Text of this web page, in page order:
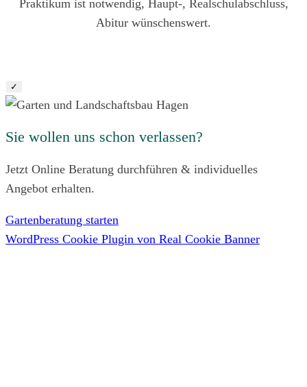
Praktikum ist notwendig, Haupt-, Realschulabschluss,
Abitur wünschenswert.
✓
Sie wollen uns schon verlassen?
Jetzt Online Beratung durchführen & individuelles
Angebot erhalten.
Gartenberatung starten
WordPress Cookie Plugin von Real Cookie Banner